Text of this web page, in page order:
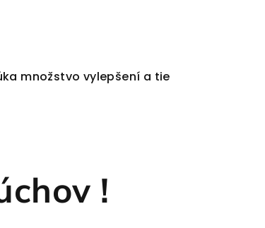
množstvo vylepšení a tie
!